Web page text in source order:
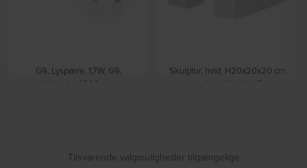
G9, Lyspære, 1,7W, G9,
hvid/kelvin: 3000, plast,
Skulptur, hvid, H20x20x20 cm,
keramik by Kristina Dam
Tilsvarende valgmuligheder tilgængelige